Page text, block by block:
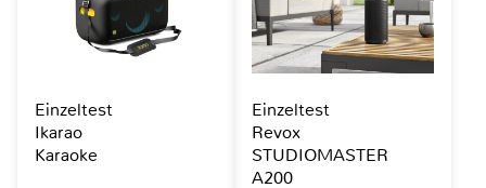
Einzeltest
Ikarao
Karaoke
Einzeltest
Revox
STUDIOMASTER
A200